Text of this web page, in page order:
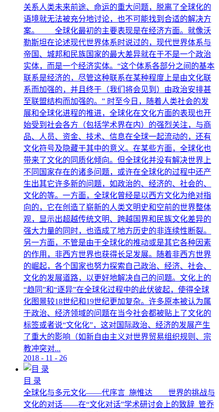
关系人类未来前途、命运的重大问题，脱离了全球化的
语境就无法被充分地讨论，也不可能找到合适的解决方
案。 全球化最初的主要表现是在经济方面。就像沃
勒斯坦在论述现代世界体系时说过的，现代世界体系与
帝国、城邦和民族国家的最大差异就在于不是一个政治
实体，而是一个经济实体。“这个体系各部分之间的基本
联系是经济的，尽管这种联系在某种程度上是由文化联
系而加强的，并且终于（我们将会见到）由政治安排甚
至联盟结构而加强的。” 时至今日，随着人类社会的发
展和全球化进程的推进，全球化在文化方面的表现也开
始受到社会各方（包括学术界在内）的强烈关注，与商
品、人员、资金、技术、信息在全球一起流动的，还有
文化符号及隐藏于其中的意义。在某些方面，全球化也
带来了文化的同质化倾向。但全球化并没有解决世界上
不同国家存在的诸多问题，或许在全球化的过程中还产
生出其它许多新的问题，如政治的、经济的、社会的、
文化的等。一方面，全球化曾经是以西方文化为绝对指
向的，它在创造了崭新的人类文明史和空前的世界整体
观，显示出超越传统文明、跨越国界和民族文化差异的
强大力量的同时，也造成了地方历史的非连续性断裂。
另一方面，不管是由于全球化的推动或是其它各种因素
的作用，非西方世界也获得长足发展。随着非西方世界
的崛起，各个国家也努力探索自己政治、经济、社会、
文化的发展道路，以更好地解决自己的问题。文化上的
“趋同”和“逐异”在全球化过程中的此伏彼起，使得全球
化图景较18世纪和19世纪更加复杂。许多原本被认为属
于政治、经济领域的问题在当今社会都被贴上了文化的
标签或者说“文化化”，这对国际政治、经济的发展产生
了重大的影响（如新自由主义对世界贸易组织规则、宗
教冲突对...
2018 - 11 - 26
目 录
全球化与多元文化——代序言 施惟达 世界的挑战与
文化的对话——在“文化对话”学术研讨会上的致辞 管乔